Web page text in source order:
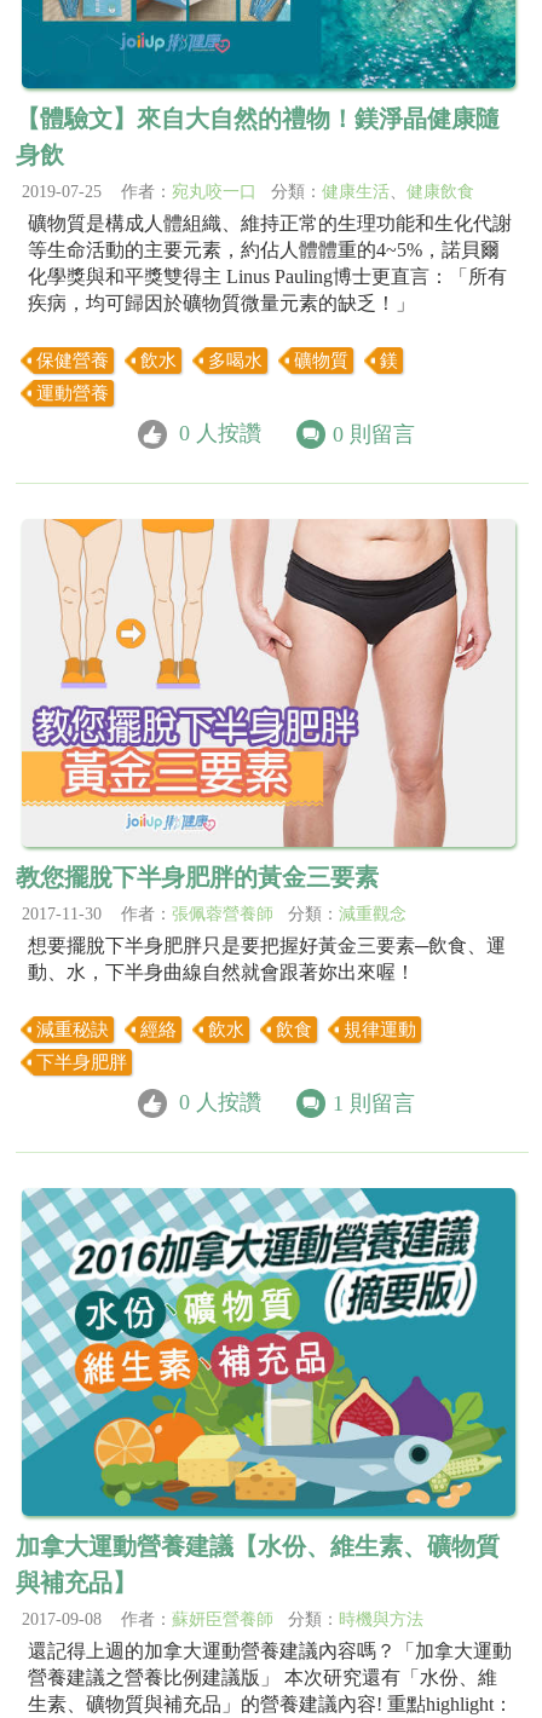
【體驗文】來自大自然的禮物！鎂淨晶健康隨
身飲
2019-07-25 作者： 宛丸咬一口 分類： 健康生活、 健康飲食
礦物質是構成人體組織、維持正常的生理功能和生化代謝
等生命活動的主要元素，約佔人體體重的4~5%，諾貝爾
化學獎與和平獎雙得主 Linus Pauling博士更直言：「所有
疾病，均可歸因於礦物質微量元素的缺乏！」
保健營養 飲水 多喝水 礦物質
鎂
運動營養
0 人按讚 0 則留言
教您擺脫下半身肥胖的黃金三要素
2017-11-30 作者： 張佩蓉營養師 分類： 減重觀念
想要擺脫下半身肥胖只是要把握好黃金三要素─飲食、運
動、水，下半身曲線自然就會跟著妳出來喔！
減重秘訣 經絡 飲水 飲食
規律運動
下半身肥胖
0 人按讚 1 則留言
加拿大運動營養建議【水份、維生素、礦物質
與補充品】
2017-09-08 作者： 蘇妍臣營養師 分類： 時機與方法
還記得上週的加拿大運動營養建議內容嗎？「加拿大運動
營養建議之營養比例建議版」 本次研究還有「水份、維
生素、礦物質與補充品」的營養建議內容! 重點highlight：